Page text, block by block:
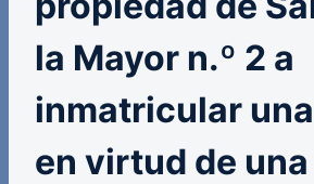
la Mayor n.º 2 a
inmatricular
en virtud de una